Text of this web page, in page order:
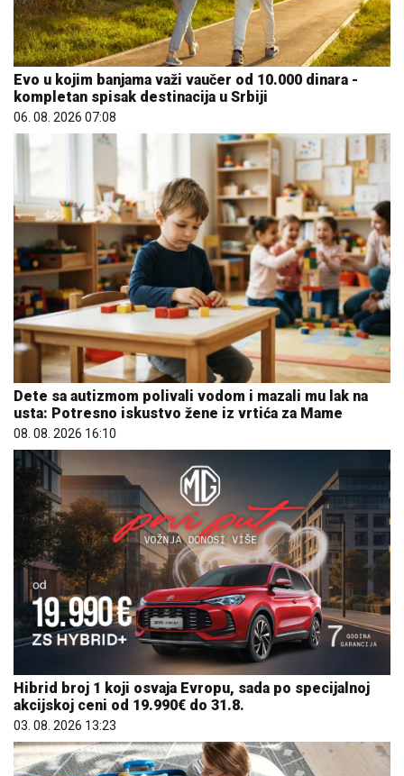
Evo u kojim banjama važi vaučer od 10.000 dinara -
kompletan spisak destinacija u Srbiji
06. 08. 2026 07:08
Dete sa autizmom polivali vodom i mazali mu lak na
usta: Potresno iskustvo žene iz vrtića za Mame
08. 08. 2026 16:10
Hibrid broj 1 koji osvaja Evropu, sada po specijalnoj
akcijskoj ceni od 19.990€ do 31.8.
03. 08. 2026 13:23